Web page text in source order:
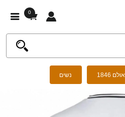
0
אולם 1846 נשים